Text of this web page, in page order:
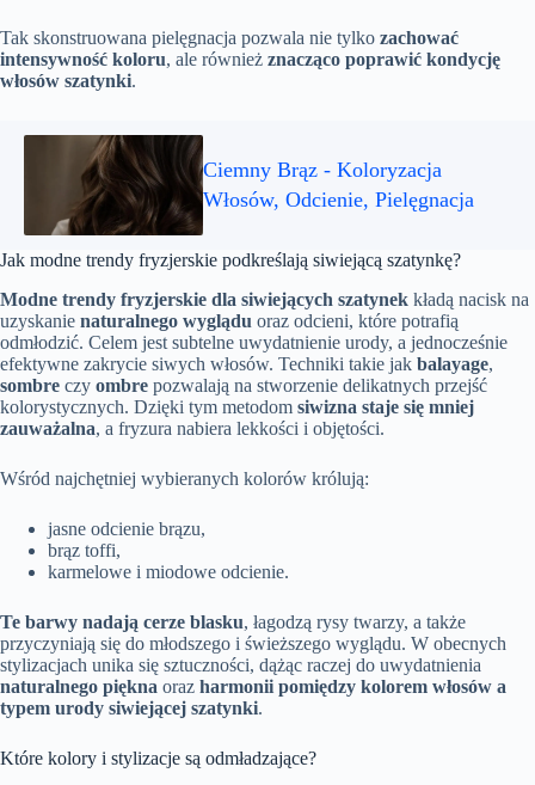
Tak skonstruowana pielęgnacja pozwala nie tylko zachować
intensywność koloru, ale również znacząco poprawić kondycję
włosów szatynki.
Ciemny Brąz - Koloryzacja
Włosów, Odcienie, Pielęgnacja
Jak modne trendy fryzjerskie podkreślają siwiejącą szatynkę?
Modne trendy fryzjerskie dla siwiejących szatynek kładą nacisk na
uzyskanie naturalnego wyglądu oraz odcieni, które potrafią
odmłodzić. Celem jest subtelne uwydatnienie urody, a jednocześnie
efektywne zakrycie siwych włosów. Techniki takie jak balayage,
sombre czy ombre pozwalają na stworzenie delikatnych przejść
kolorystycznych. Dzięki tym metodom siwizna staje się mniej
zauważalna, a fryzura nabiera lekkości i objętości.
Wśród najchętniej wybieranych kolorów królują:
jasne odcienie brązu,
brąz toffi,
karmelowe i miodowe odcienie.
Te barwy nadają cerze blasku, łagodzą rysy twarzy, a także
przyczyniają się do młodszego i świeższego wyglądu. W obecnych
stylizacjach unika się sztuczności, dążąc raczej do uwydatnienia
naturalnego piękna oraz harmonii pomiędzy kolorem włosów a
typem urody siwiejącej szatynki.
Które kolory i stylizacje są odmładzające?